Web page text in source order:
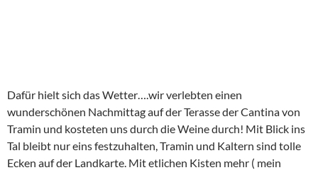
Dafür hielt sich das Wetter….wir verlebten einen
wunderschönen Nachmittag auf der Terasse der Cantina von
Tramin und kosteten uns durch die Weine durch! Mit Blick ins
Tal bleibt nur eins festzuhalten, Tramin und Kaltern sind tolle
Ecken auf der Landkarte. Mit etlichen Kisten mehr ( mein